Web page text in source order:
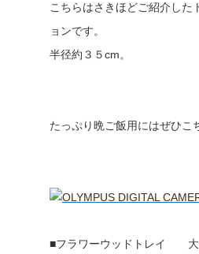
こちらはさきほどご紹介した
ョンです。
半径約３５cm。
たっぷり晩ご飯用にはぜひこ
■フラワーウッドトレイ 大